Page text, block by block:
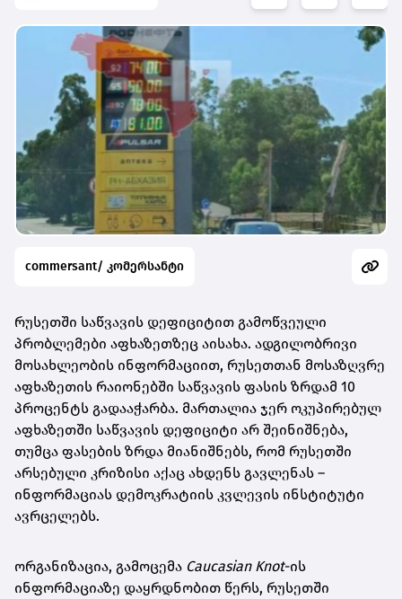
commersant/ კომერსანტი
რუსეთში საწვავის დეფიციტით გამოწვეული
პრობლემები აფხაზეთზეც აისახა. ადგილობრივი
მოსახლეობის ინფორმაციით, რუსეთთან მოსაზღვრე
აფხაზეთის რაიონებში საწვავის ფასის ზრდამ 10
პროცენტს გადააჭარბა. მართალია ჯერ ოკუპირებულ
აფხაზეთში საწვავის დეფიციტი არ შეინიშნება,
თუმცა ფასების ზრდა მიანიშნებს, რომ რუსეთში
არსებული კრიზისი აქაც ახდენს გავლენას –
ინფორმაციას დემოკრატიის კვლევის ინსტიტუტი
ავრცელებს.
ორგანიზაცია, გამოცემა Caucasian Knot-ის
ინფორმაციაზე დაყრდნობით წერს, რუსეთში